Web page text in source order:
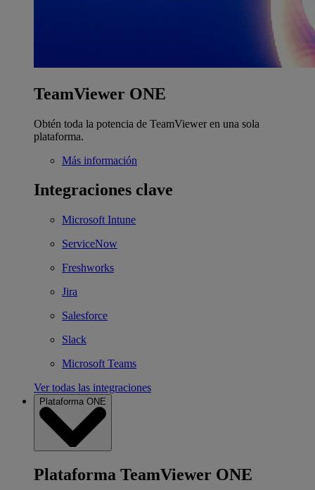
TeamViewer ONE
Obtén toda la potencia de TeamViewer en una sola
plataforma.
Más información
Integraciones clave
Microsoft Intune
ServiceNow
Freshworks
Jira
Salesforce
Slack
Microsoft Teams
Ver todas las integraciones
Plataforma ONE
Plataforma TeamViewer ONE